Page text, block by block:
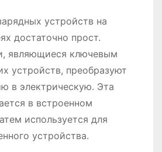
устройств на
достаточно прост.
являющиеся ключевым
устройств, преобразуют
в электрическую. Эта
в встроенном
используется для
устройства.